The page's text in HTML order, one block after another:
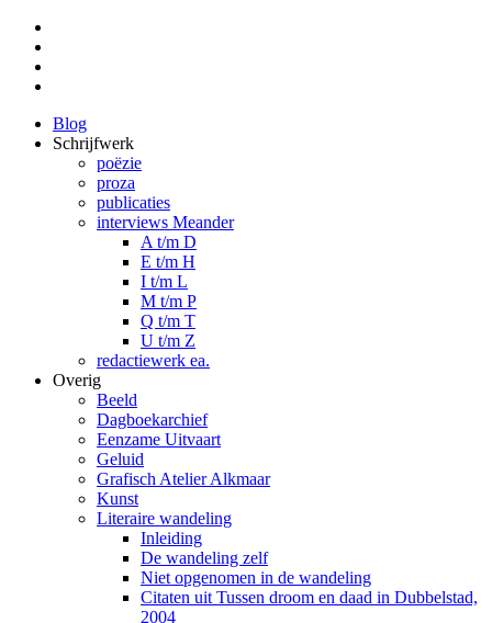
Blog
Schrijfwerk
poëzie
proza
publicaties
interviews Meander
A t/m D
E t/m H
I t/m L
M t/m P
Q t/m T
U t/m Z
redactiewerk ea.
Overig
Beeld
Dagboekarchief
Eenzame Uitvaart
Geluid
Grafisch Atelier Alkmaar
Kunst
Literaire wandeling
Inleiding
De wandeling zelf
Niet opgenomen in de wandeling
Citaten uit Tussen droom en daad in Dubbelstad,
2004